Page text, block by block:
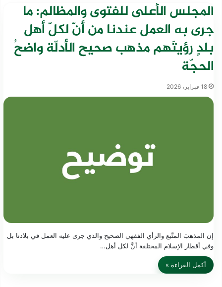
المجلس الأعلى للفتوى والمظالم: ما
جرى به العمل عندنا من أنّ لكلّ أهل
بلدٍ رؤيتَهم مذهب صحيح الأدلّة واضحُ
الحجّة
18 فبراير، 2026
إن المذهبَ المتَّبع والرأي الفقهي الصحيح والذي جرى عليه العمل في بلادنا بل
وفي أقطار الإسلام المختلفة أنَّ لكل أهل…
أكمل القراءة »